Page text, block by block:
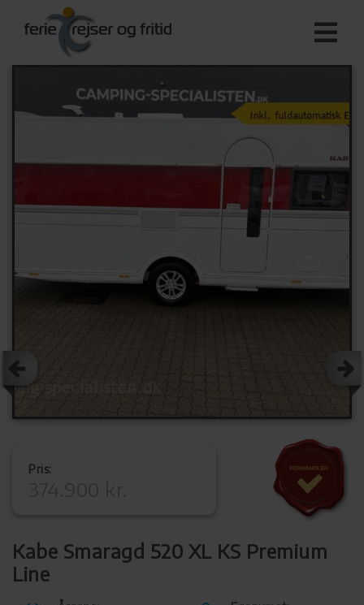
Pris:
Kabe Smaragd 520 XL KS Premium
Line